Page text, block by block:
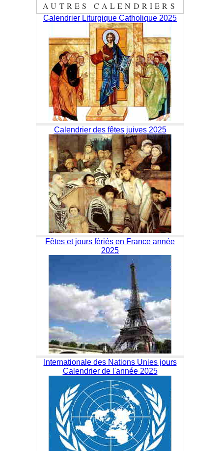
AUTRES CALENDRIERS
Calendrier Liturgique Catholique 2025
Calendrier des fêtes juives 2025
Fêtes et jours fériés en France année
2025
Internationale des Nations Unies jours
Calendrier de l'année 2025